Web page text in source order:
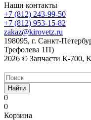
Наши контакты
+7 (812) 243-99-50
+7 (812) 953-15-82
zakaz@kirovetz.ru
198095, г. Санкт-
Трефолева 1П)
2026 © Запчасти К-700,
Найти
0
0
Корзина